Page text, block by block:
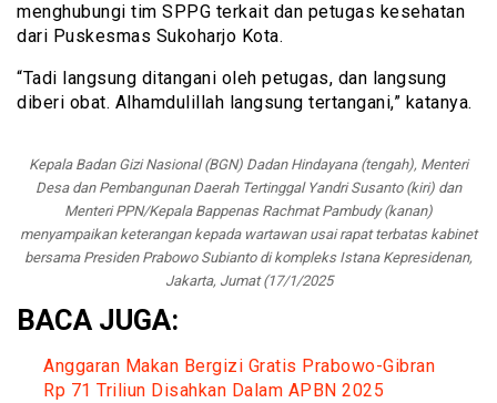
menghubungi tim SPPG terkait dan petugas kesehatan
dari Puskesmas Sukoharjo Kota.
“Tadi langsung ditangani oleh petugas, dan langsung
diberi obat. Alhamdulillah langsung tertangani,” katanya.
Kepala Badan Gizi Nasional (BGN) Dadan Hindayana (tengah), Menteri
Desa dan Pembangunan Daerah Tertinggal Yandri Susanto (kiri) dan
Menteri PPN/Kepala Bappenas Rachmat Pambudy (kanan)
menyampaikan keterangan kepada wartawan usai rapat terbatas kabinet
bersama Presiden Prabowo Subianto di kompleks Istana Kepresidenan,
Jakarta, Jumat (17/1/2025
BACA JUGA:
Anggaran Makan Bergizi Gratis Prabowo-Gibran
Rp 71 Triliun Disahkan Dalam APBN 2025